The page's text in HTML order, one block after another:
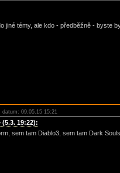
jiné témy, ale kdo - předběžně - byste
datum: 09.05.15 15:21
(5.3. 19:22):
sem tam Diablo3, sem tam Dark